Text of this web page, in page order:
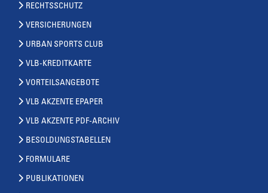
RECHTSSCHUTZ
VERSICHERUNGEN
URBAN SPORTS CLUB
VLB-KREDITKARTE
VORTEILSANGEBOTE
VLB AKZENTE EPAPER
VLB AKZENTE PDF-ARCHIV
BESOLDUNGSTABELLEN
FORMULARE
PUBLIKATIONEN